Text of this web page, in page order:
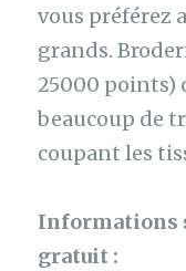
vous préférez
grands.
25000 points)
beaucoup de
coupant les
Informations
gratuit :